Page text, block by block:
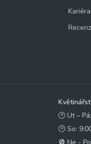
Kariéra
🕑 Ut –
🕑 So: